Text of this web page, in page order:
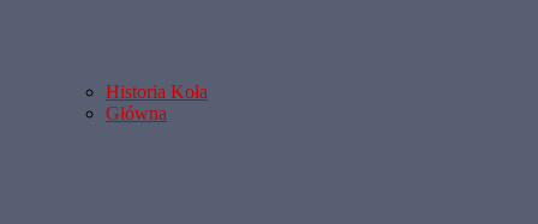
Historia Koła
Główna